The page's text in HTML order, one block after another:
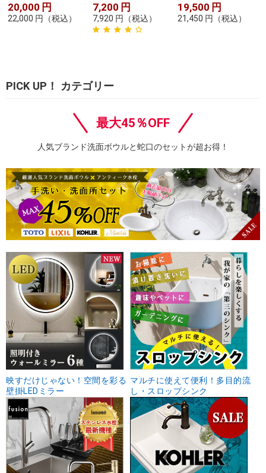
20,000 円
22,000 円 （税込）
7,200 円
7,920 円 （税込）
19,500 円
21,450 円 （税込）
PICK UP！ カテゴリー
最大45％OFF
人気ブランド洗面ボウルと蛇口のセットが超お得！
映すだけじゃない！空間を彩る
壁掛LEDミラー
マルチに使えて便利！多目的流
し・スロップシンク